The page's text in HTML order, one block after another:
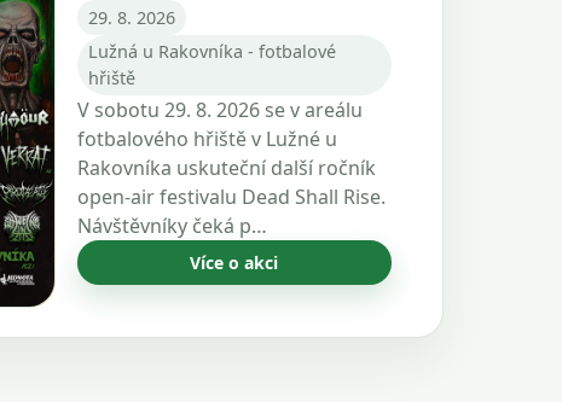
29. 8. 2026
Lužná u Rakovníka - fotbalové
hřiště
V sobotu 29. 8. 2026 se v areálu
fotbalového hřiště v Lužné u
Rakovníka uskuteční další ročník
open-air festivalu Dead Shall Rise.
Návštěvníky čeká p…
Více o akci